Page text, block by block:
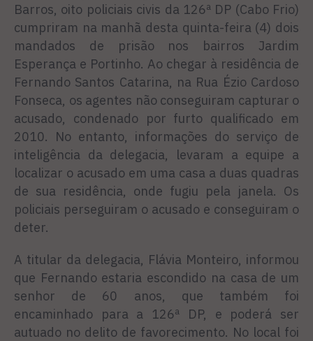
Barros, oito policiais civis da 126ª DP (Cabo Frio)
cumpriram na manhã desta quinta-feira (4) dois
mandados de prisão nos bairros Jardim
Esperança e Portinho. Ao chegar à residência de
Fernando Santos Catarina, na Rua Ézio Cardoso
Fonseca, os agentes não conseguiram capturar o
acusado, condenado por furto qualificado em
2010. No entanto, informações do serviço de
inteligência da delegacia, levaram a equipe a
localizar o acusado em uma casa a duas quadras
de sua residência, onde fugiu pela janela. Os
policiais perseguiram o acusado e conseguiram o
deter.
A titular da delegacia, Flávia Monteiro, informou
que Fernando estaria escondido na casa de um
senhor de 60 anos, que também foi
encaminhado para a 126ª DP, e poderá ser
autuado no delito de favorecimento. No local foi